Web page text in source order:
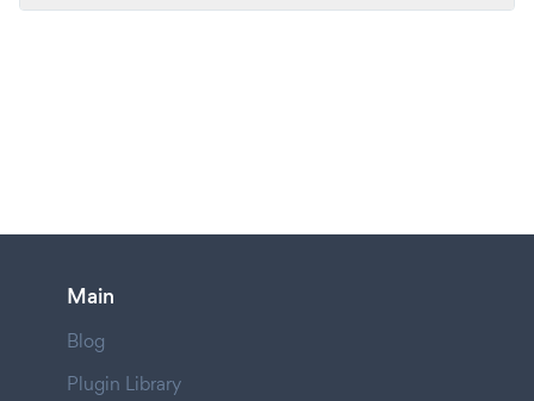
Main
Blog
Plugin Library